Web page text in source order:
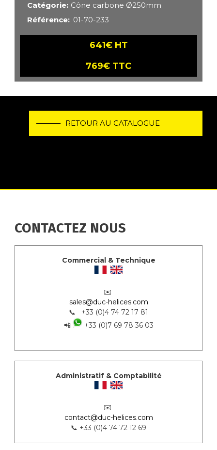
Catégorie Cône carbone Ø250mm
Référence
01-70-233
641€ HT
769€ TTC
RETOUR AU CATALOGUE
CONTACTEZ NOUS
Commercial & Technique
✉️
sales@duc-helices.com
📞 +33 (0)4 74 72 17 81
📲
+33 (0)7 69 78 36 03
Administratif & Comptabilité
✉️
contact@duc-helices.com
📞 +33 (0)4 74 72 12 69